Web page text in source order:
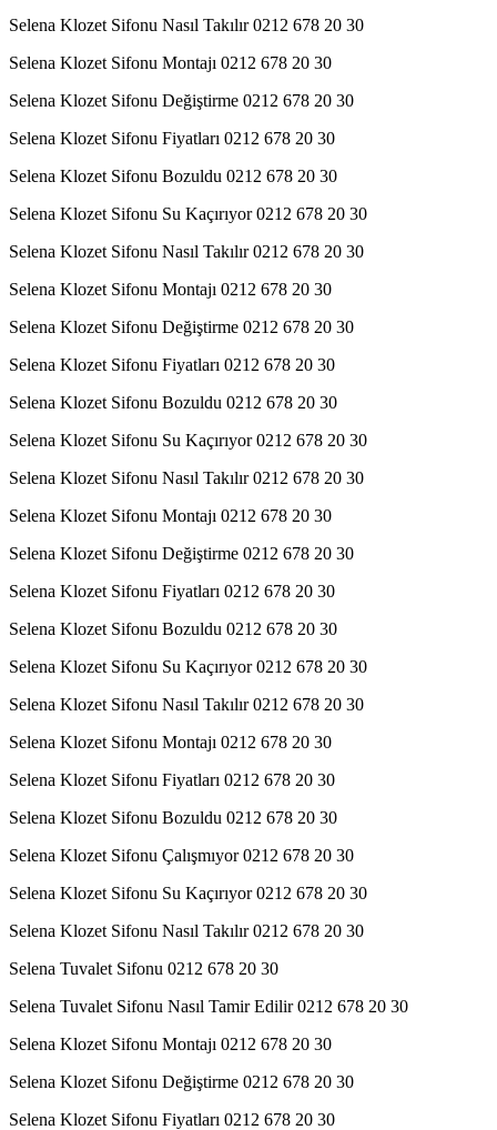
Selena Klozet Sifonu Nasıl Takılır 0212 678 20 30
Selena Klozet Sifonu Montajı 0212 678 20 30
Selena Klozet Sifonu Değiştirme 0212 678 20 30
Selena Klozet Sifonu Fiyatları 0212 678 20 30
Selena Klozet Sifonu Bozuldu 0212 678 20 30
Selena Klozet Sifonu Su Kaçırıyor 0212 678 20 30
Selena Klozet Sifonu Nasıl Takılır 0212 678 20 30
Selena Klozet Sifonu Montajı 0212 678 20 30
Selena Klozet Sifonu Değiştirme 0212 678 20 30
Selena Klozet Sifonu Fiyatları 0212 678 20 30
Selena Klozet Sifonu Bozuldu 0212 678 20 30
Selena Klozet Sifonu Su Kaçırıyor 0212 678 20 30
Selena Klozet Sifonu Nasıl Takılır 0212 678 20 30
Selena Klozet Sifonu Montajı 0212 678 20 30
Selena Klozet Sifonu Değiştirme 0212 678 20 30
Selena Klozet Sifonu Fiyatları 0212 678 20 30
Selena Klozet Sifonu Bozuldu 0212 678 20 30
Selena Klozet Sifonu Su Kaçırıyor 0212 678 20 30
Selena Klozet Sifonu Nasıl Takılır 0212 678 20 30
Selena Klozet Sifonu Montajı 0212 678 20 30
Selena Klozet Sifonu Fiyatları 0212 678 20 30
Selena Klozet Sifonu Bozuldu 0212 678 20 30
Selena Klozet Sifonu Çalışmıyor 0212 678 20 30
Selena Klozet Sifonu Su Kaçırıyor 0212 678 20 30
Selena Klozet Sifonu Nasıl Takılır 0212 678 20 30
Selena Tuvalet Sifonu 0212 678 20 30
Selena Tuvalet Sifonu Nasıl Tamir Edilir 0212 678 20 30
Selena Klozet Sifonu Montajı 0212 678 20 30
Selena Klozet Sifonu Değiştirme 0212 678 20 30
Selena Klozet Sifonu Fiyatları 0212 678 20 30